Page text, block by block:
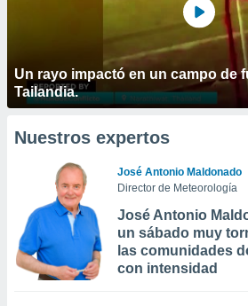
Un rayo impactó en un campo de
Tailandia.
Nuestros expertos
José Antonio Maldonado
Director de Meteorología
José Antonio
un sábado muy
las comunidades
con intensidad